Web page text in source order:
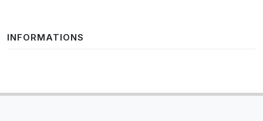
INFORMATIONS